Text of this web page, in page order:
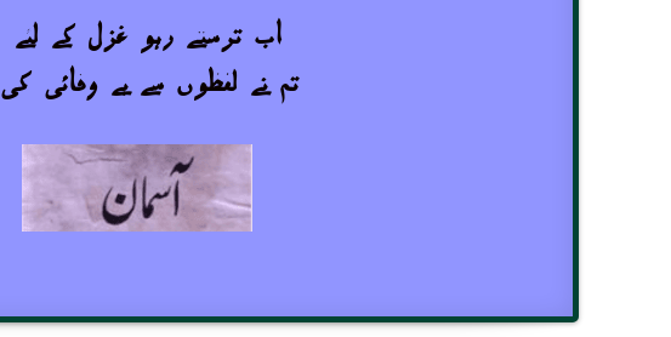
اب ترستے رہو غزل کے لئے
تم نے لفظوں سے بے وفائی کی